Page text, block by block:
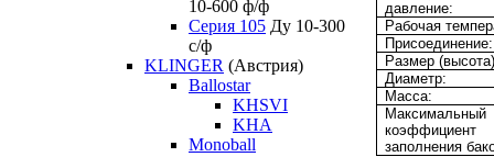
10-600 ф/ф
Серия 105 Ду 10-300
с/ф
KLINGER (Австрия)
Ballostar
KHSVI
KHA
Monoball
давление:
Рабочая
Присоединение:
Размер
Диаметр:
Масса:
Максимальный
коэффициент
заполнения